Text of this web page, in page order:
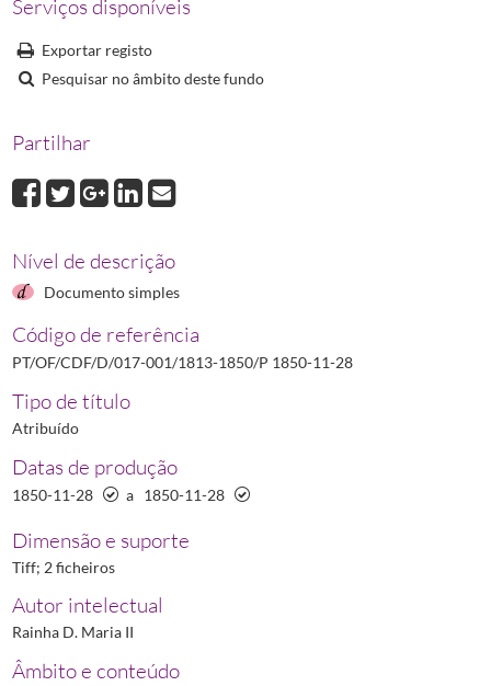
P 1850-12-07Portaria na qual se estabelece o preço máximo a aplicar na
Serviços disponíveis
Exportar registo
Pesquisar no âmbito deste fundo
Partilhar
Nível de descrição
Documento simples
Código de referência
PT/OF/CDF/D/017-001/1813-1850/P 1850-11-28
Tipo de título
Atribuído
Datas de produção
1850-11-28 a 1850-11-28
Dimensão e suporte
Tiff; 2 ficheiros
Autor intelectual
Rainha D. Maria II
Âmbito e conteúdo